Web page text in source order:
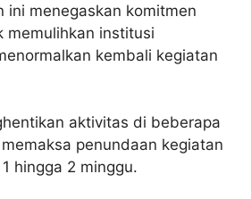
ini menegaskan komitmen
memulihkan institusi
kembali kegiatan
aktivitas di beberapa
penundaan kegiatan
hingga 2 minggu.